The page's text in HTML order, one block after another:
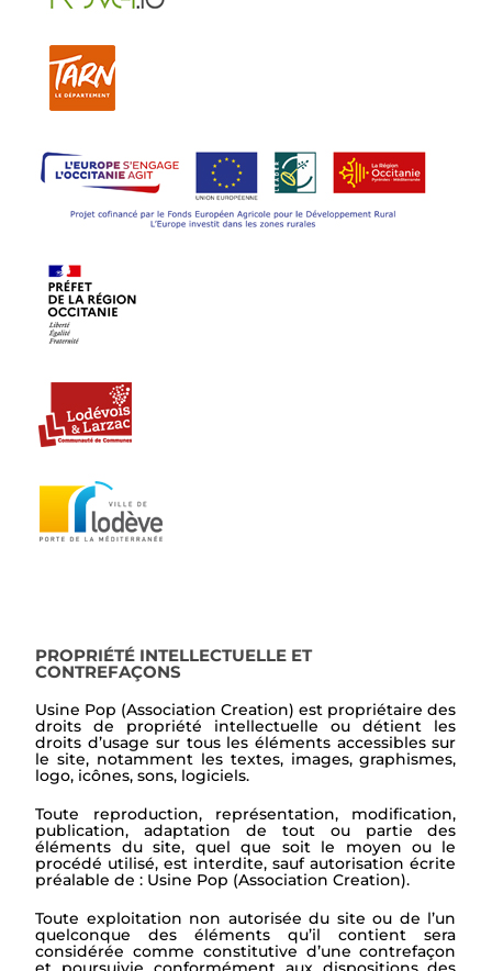
PROPRIÉTÉ INTELLECTUELLE ET
CONTREFAÇONS
Usine Pop (Association Creation) est propriétaire des
droits de propriété intellectuelle ou détient les
droits d’usage sur tous les éléments accessibles sur
le site, notamment les textes, images, graphismes,
logo, icônes, sons, logiciels.
Toute reproduction, représentation, modification,
publication, adaptation de tout ou partie des
éléments du site, quel que soit le moyen ou le
procédé utilisé, est interdite, sauf autorisation écrite
préalable de : Usine Pop (Association Creation).
Toute exploitation non autorisée du site ou de l’un
quelconque des éléments qu’il contient sera
considérée comme constitutive d’une contrefaçon